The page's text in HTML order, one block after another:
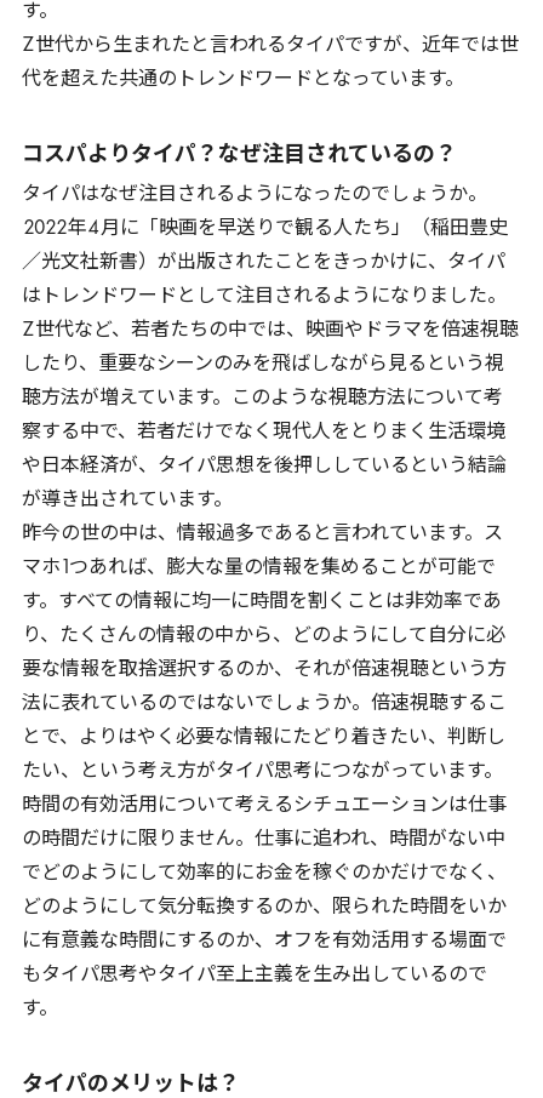
す。
Z世代から生まれたと言われるタイパですが、近年では世
代を超えた共通のトレンドワードとなっています。
コスパよりタイパ？なぜ注目されているの？
タイパはなぜ注目されるようになったのでしょうか。
2022年4月に「映画を早送りで観る人たち」（稲田豊史
／光文社新書）が出版されたことをきっかけに、タイパ
はトレンドワードとして注目されるようになりました。
Z世代など、若者たちの中では、映画やドラマを倍速視聴
したり、重要なシーンのみを飛ばしながら見るという視
聴方法が増えています。このような視聴方法について考
察する中で、若者だけでなく現代人をとりまく生活環境
や日本経済が、タイパ思想を後押ししているという結論
が導き出されています。
昨今の世の中は、情報過多であると言われています。ス
マホ 1つあれば、膨大な量の情報を集めることが可能で
す。すべての情報に均一に時間を割くことは非効率であ
り、たくさんの情報の中から、どのようにして自分に必
要な情報を取捨選択するのか、それが倍速視聴という方
法に表れているのではないでしょうか。倍速視聴するこ
とで、よりはやく必要な情報にたどり着きたい、判断し
たい、という考え方がタイパ思考につながっています。
時間の有効活用について考えるシチュエーションは仕事
の時間だけに限りません。仕事に追われ、時間がない中
でどのようにして効率的にお金を稼ぐのかだけでなく、
どのようにして気分転換するのか、限られた時間をいか
に有意義な時間にするのか、オフを有効活用する場面で
もタイパ思考やタイパ至上主義を生み出しているので
す。
タイパのメリットは？